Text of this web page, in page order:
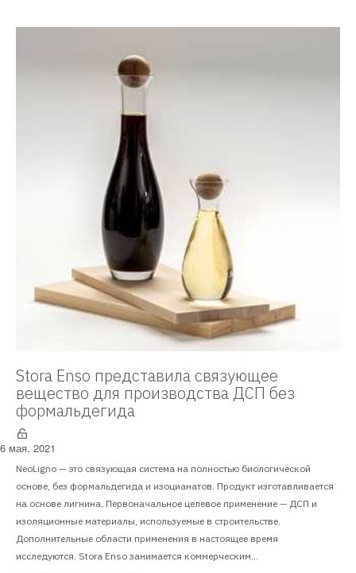
Stora Enso представила связующее
вещество для производства ДСП без
формальдегида
6 мая, 2021
NeoLigno — это связующая система на полностью биологической
основе, без формальдегида и изоцианатов. Продукт изготавливается
на основе лигнина. Первоначальное целевое применение — ДСП и
изоляционные материалы, используемые в строительстве.
Дополнительные области применения в настоящее время
исследуются. Stora Enso занимается коммерческим...